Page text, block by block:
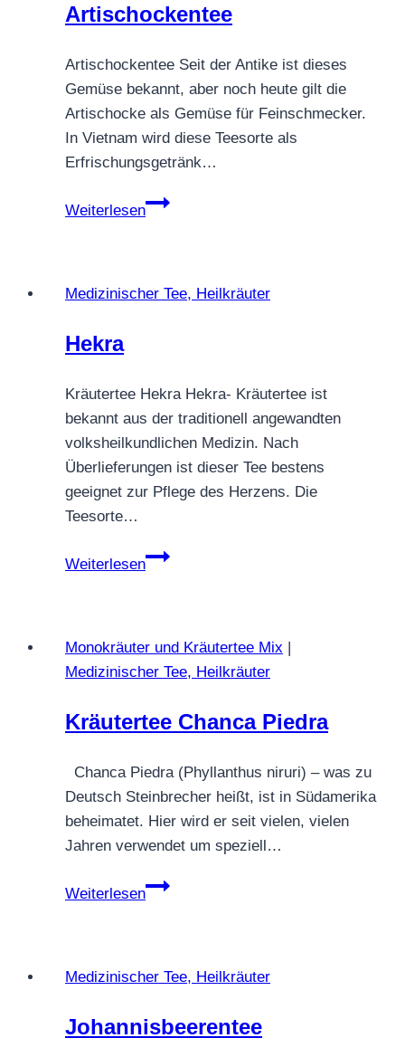
Artischockentee
Artischockentee Seit der Antike ist dieses
Gemüse bekannt, aber noch heute gilt die
Artischocke als Gemüse für Feinschmecker.
In Vietnam wird diese Teesorte als
Erfrischungsgetränk…
Weiterlesen
Artischockentee
Medizinischer Tee, Heilkräuter
Hekra
Kräutertee Hekra Hekra- Kräutertee ist
bekannt aus der traditionell angewandten
volksheilkundlichen Medizin. Nach
Überlieferungen ist dieser Tee bestens
geeignet zur Pflege des Herzens. Die
Teesorte…
Weiterlesen
Hekra
Monokräuter und Kräutertee Mix |
Medizinischer Tee, Heilkräuter
Kräutertee Chanca Piedra
Chanca Piedra (Phyllanthus niruri) – was zu
Deutsch Steinbrecher heißt, ist in Südamerika
beheimatet. Hier wird er seit vielen, vielen
Jahren verwendet um speziell…
Weiterlesen
Kräutertee
Medizinischer Tee, Heilkräuter
Johannisbeerentee